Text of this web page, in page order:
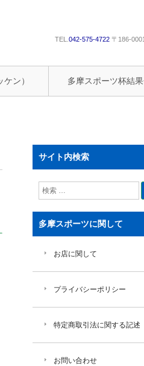
TEL. 042-575-4722 〒186-
ン） 多摩スポーツ杯結
サイト内検索
検
索
多摩スポーツに関して
お店に関して
プライバシーポリシー
特定商取引法に関する記述
お問い合わせ